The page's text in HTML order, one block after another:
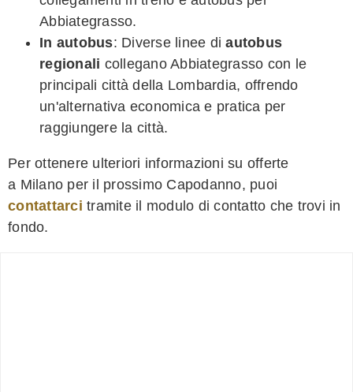
Abbiategrasso.
In autobus: Diverse linee diautobus
regionali collegano Abbiategrasso con le
principali città della Lombardia, offrendo
un'alternativa economica e pratica per
raggiungere la città.
Per ottenere ulteriori informazioni su offerte
a Milano per il prossimo Capodanno, puoi
contattarci tramite il modulo di contatto che trovi in
fondo.